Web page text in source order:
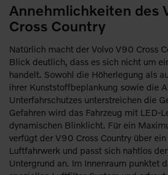
Annehmlichkeiten des
Cross Country
Natürlich macht der Volvo V90 Cross
Blick deutlich, dass es sich nicht um
handelt. Sowohl die Höherlegung als
ihrer Kunststoffbeplankung sowie die
Unterfahrschutzes unterstreichen die
Gefahren wird das Fahrzeug mit LED-
dynamischen Blinklicht. Für ein
verfügt der V90 Cross Country über
Luftfahrwerk und passt sich nahtlos
Untergrund an. Im Innenraum punktet